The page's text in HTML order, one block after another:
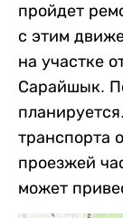
пройдет
с этим
на участке
Сарайшык.
транспорта
проезжей
может